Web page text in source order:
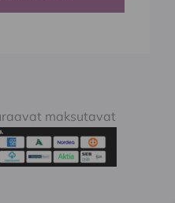
maksutavat